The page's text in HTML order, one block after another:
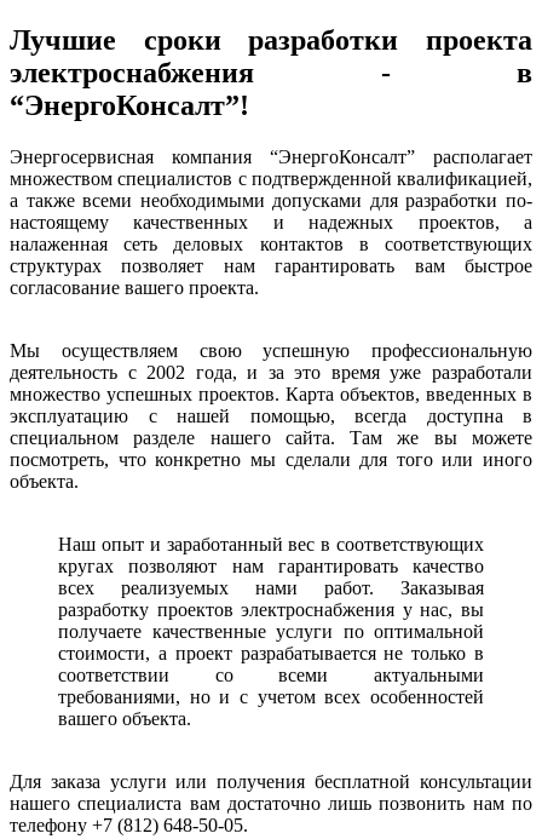
Лучшие сроки разработки проекта
электроснабжения - в
“ЭнергоКонсалт”!
Энергосервисная компания “ЭнергоКонсалт” располагает
множеством специалистов с подтвержденной квалификацией,
а также всеми необходимыми допусками для разработки по-
настоящему качественных и надежных проектов, а
налаженная сеть деловых контактов в соответствующих
структурах позволяет нам гарантировать вам быстрое
согласование вашего проекта.
Мы осуществляем свою успешную профессиональную
деятельность с 2002 года, и за это время уже разработали
множество успешных проектов. Карта объектов, введенных в
эксплуатацию с нашей помощью, всегда доступна в
специальном разделе нашего сайта. Там же вы можете
посмотреть, что конкретно мы сделали для того или иного
объекта.
Наш опыт и заработанный вес в соответствующих
кругах позволяют нам гарантировать качество
всех реализуемых нами работ. Заказывая
разработку проектов электроснабжения у нас, вы
получаете качественные услуги по оптимальной
стоимости, а проект разрабатывается не только в
соответствии со всеми актуальными
требованиями, но и с учетом всех особенностей
вашего объекта.
Для заказа услуги или получения бесплатной консультации
нашего специалиста вам достаточно лишь позвонить нам по
телефону +7 (812) 648-50-05.